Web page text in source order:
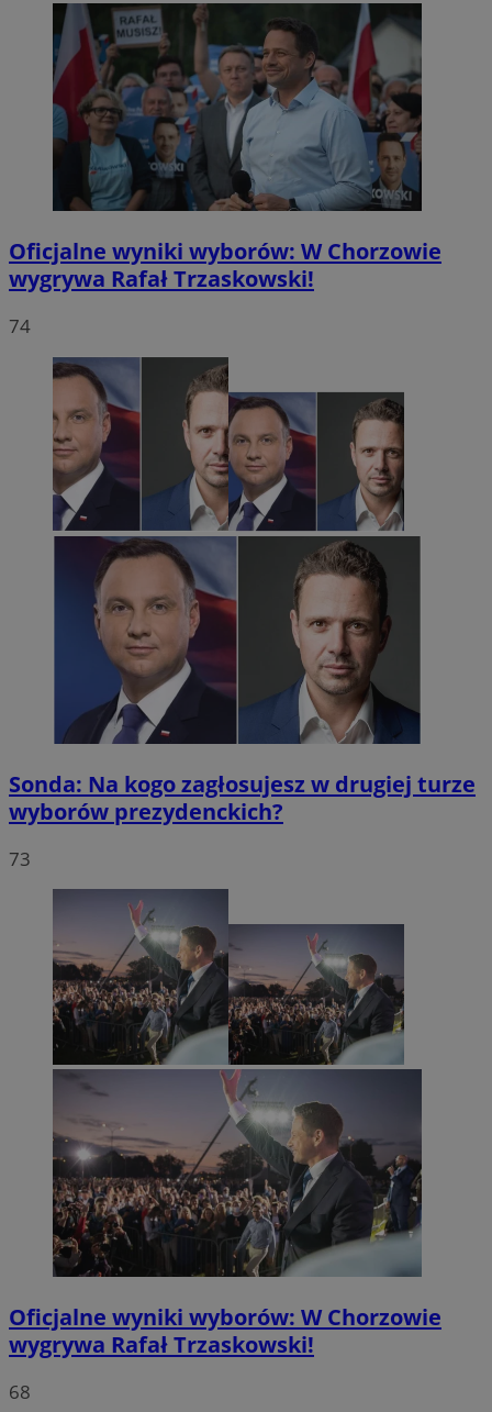
Oficjalne wyniki wyborów: W Chorzowie
wygrywa Rafał Trzaskowski!
74
Sonda: Na kogo zagłosujesz w drugiej turze
wyborów prezydenckich?
73
Oficjalne wyniki wyborów: W Chorzowie
wygrywa Rafał Trzaskowski!
68